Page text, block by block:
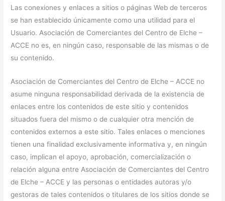
Las conexiones y enlaces a sitios o páginas Web de terceros
se han establecido únicamente como una utilidad para el
Usuario. Asociación de Comerciantes del Centro de Elche –
ACCE no es, en ningún caso, responsable de las mismas o de
su contenido.
Asociación de Comerciantes del Centro de Elche – ACCE no
asume ninguna responsabilidad derivada de la existencia de
enlaces entre los contenidos de este sitio y contenidos
situados fuera del mismo o de cualquier otra mención de
contenidos externos a este sitio. Tales enlaces o menciones
tienen una finalidad exclusivamente informativa y, en ningún
caso, implican el apoyo, aprobación, comercialización o
relación alguna entre Asociación de Comerciantes del Centro
de Elche – ACCE y las personas o entidades autoras y/o
gestoras de tales contenidos o titulares de los sitios donde se